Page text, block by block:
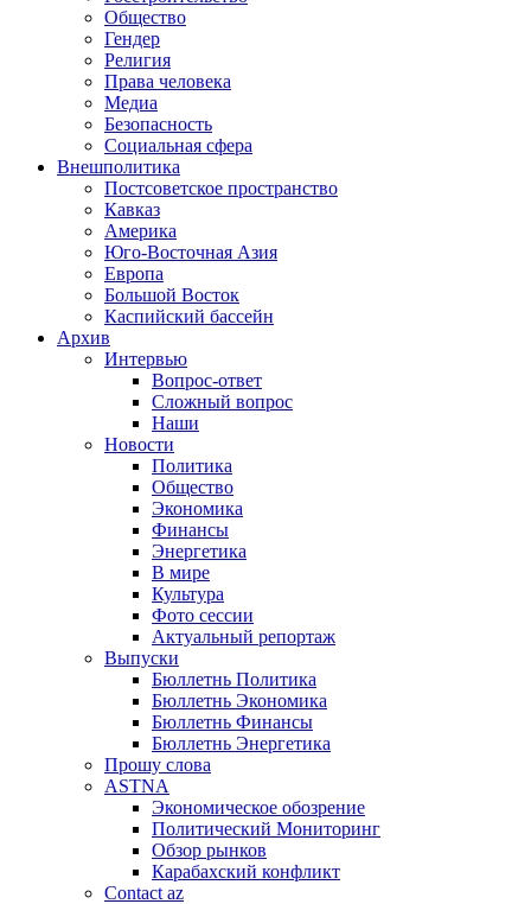
Общество
Гендер
Религия
Права человека
Медиа
Безопасность
Социальная сфера
Внешполитика
Постсоветское пространство
Кавказ
Америка
Юго-Восточная Азия
Европа
Большой Восток
Каспийский бассейн
Архив
Интервью
Вопрос-ответ
Сложный вопрос
Наши
Новости
Политика
Общество
Экономика
Финансы
Энергетика
В мире
Культура
Фото сессии
Актуальный репортаж
Выпуски
Бюллетнь Политика
Бюллетнь Экономика
Бюллетнь Финансы
Бюллетнь Энергетика
Прошу слова
ASTNA
Экономическое обозрение
Политический Мониторинг
Обзор рынков
Карабахский конфликт
Contact az